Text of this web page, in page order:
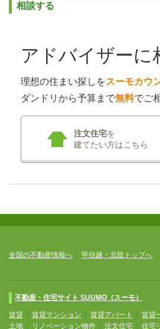
相談する
アドバイザーに
理想の住まい探しをスーモカウ
ダンドリから予算まで無料でご
注文住宅を
建てたい方はこちら
全国の不動産情報へ 甲信越・北陸トップへ
不動産・住宅サイト SUUMO（スーモ）
賃貸 賃貸マンション 賃貸アパート 賃貸
土地
リノベーション物件 注文住宅 住宅